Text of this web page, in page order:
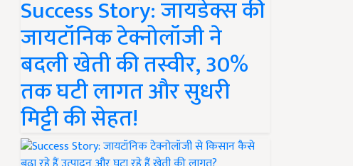
Success Story: जायडेक्स की
जायटॉनिक टेक्नोलॉजी ने
बदली खेती की तस्वीर, 30%
तक घटी लागत और सुधरी
मिट्टी की सेहत!